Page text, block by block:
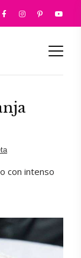
con intenso